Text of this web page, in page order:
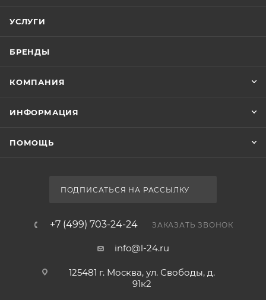
УСЛУГИ
БРЕНДЫ
КОМПАНИЯ
ИНФОРМАЦИЯ
ПОМОЩЬ
ПОДПИСАТЬСЯ НА РАССЫЛКУ
+7 (499) 703-24-24 ЗАКАЗАТЬ ЗВОНОК
info@l-24.ru
125481 г. Москва, ул. Свободы, д.
91к2